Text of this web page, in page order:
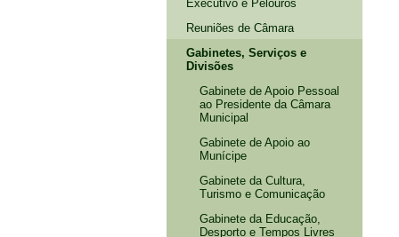
Executivo e Pelouros
Reuniões de Câmara
Gabinetes, Serviços e
Divisões
Gabinete de Apoio Pessoal
ao Presidente da Câmara
Municipal
Gabinete de Apoio ao
Munícipe
Gabinete da Cultura,
Turismo e Comunicação
Gabinete da Educação,
Desporto e Tempos Livres